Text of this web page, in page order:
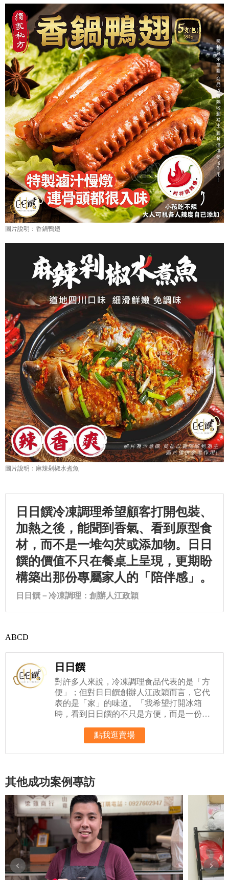
日日饌冷凍調理希望顧客打開包裝、
加熱之後，能聞到香氣、看到原型食
材，而不是一堆勾芡或添加物。日日
饌的價值不只在餐桌上呈現，更期盼
構築出那份專屬家人的「陪伴感」。
ABCD
日日饌
對許多人來說，冷凍調理食品代表的是「方
便」；但對日日饌創辦人江政穎而言，它代
表的是「家」的味道。「我希望打開冰箱
時，看到日日饌的不只是方便，而是一份想
點我逛賣場
其他成功案例專訪